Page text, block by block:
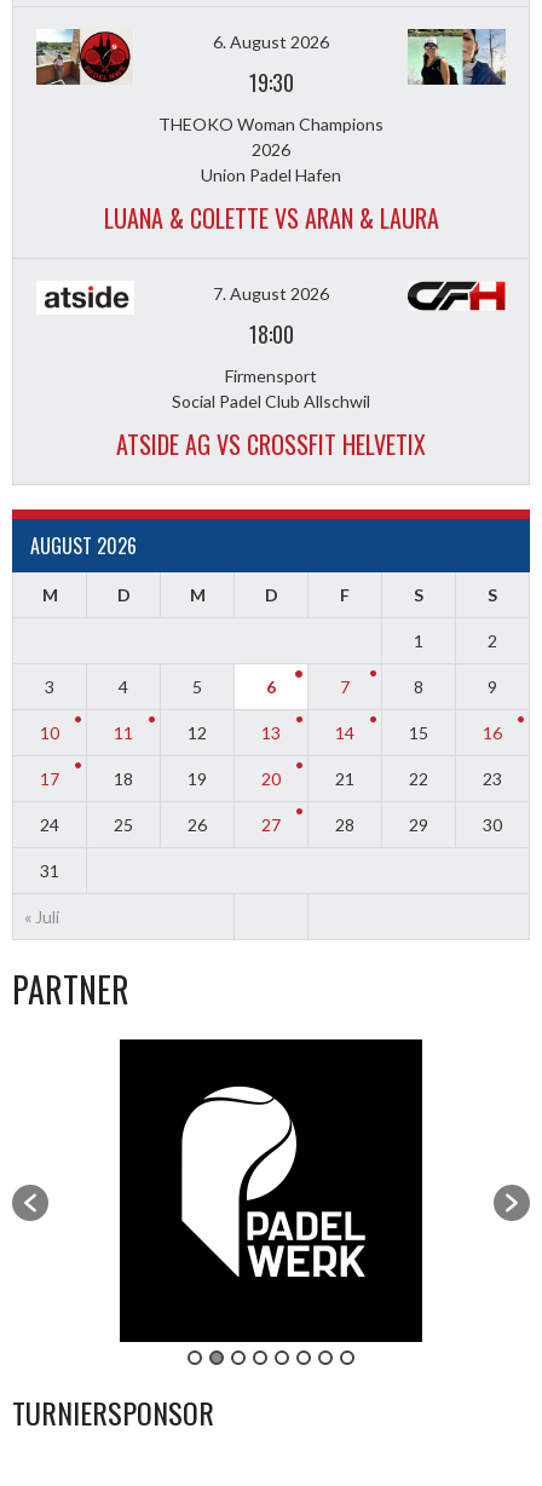
6. August 2026
19:30
THEOKO Woman Champions
2026
Union Padel Hafen
LUANA & COLETTE VS ARAN & LAURA
7. August 2026
18:00
Firmensport
Social Padel Club Allschwil
ATSIDE AG VS CROSSFIT HELVETIX
AUGUST 2026
M D M D F S S
« Juli
1 2
3 4 5 6 7 8 9
10 11 12 13 14 15 16
17 18 19 20 21 22 23
24 25 26 27 28 29 30
31
PARTNER
TURNIERSPONSOR